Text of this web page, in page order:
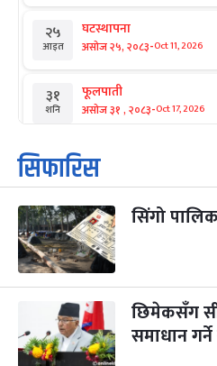
२५
आइत
घटस्थापना
असोज २५, २०८३-Oct 11, 2026
३१
शनि
फूलपाती
असोज ३१ , २०८३-Oct 17, 2026
१
आइत
कार्तिक सङ्क्रान्ति
कार्तिक १, २०८३
३
मंगल
महानवमी
कार्तिक ३, २०८३
४
कार्तिक ४, २०८३ -Oct 21, 2026
५
बिहि
पापा‌ङ्कुशा एकादशी व्रत
कार्तिक ५, २०८३
सिफारिस
सिंगो
छिमेकसँग
समाधान